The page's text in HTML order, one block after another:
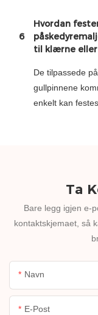
6
Hvordan
til klærne
De tilpassede
gullpinnene
enkelt kan
Ta
Bare legg igjen e-
kontaktskjemaet, så
Navn
E-Post